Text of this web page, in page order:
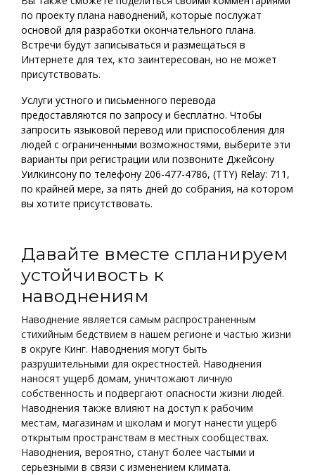
по проекту плана наводнений, которые послужат
основой для разработки окончательного плана.
Встречи будут записываться и размещаться в
Интернете для тех, кто заинтересован, но не может
присутствовать.
Услуги устного и письменного перевода
предоставляются по запросу и бесплатно. Чтобы
запросить языковой перевод или приспособления для
людей с ограниченными возможностями, выберите эти
варианты при регистрации или позвоните Джейсону
Уилкинсону по телефону 206-477-4786, (TTY) Relay: 711,
по крайней мере, за пять дней до собрания, на котором
вы хотите присутствовать.
Давайте вместе спланируем
устойчивость к
наводнениям
Наводнение является самым распространенным
стихийным бедствием в нашем регионе и частью жизни
в округе Кинг. Наводнения могут быть
разрушительными для окрестностей. Наводнения
наносят ущерб домам, уничтожают личную
собственность и подвергают опасности жизни людей.
Наводнения также влияют на доступ к рабочим
местам, магазинам и школам и могут нанести ущерб
открытым пространствам в местных сообществах.
Наводнения, вероятно, станут более частыми и
серьезными в связи с изменением климата.